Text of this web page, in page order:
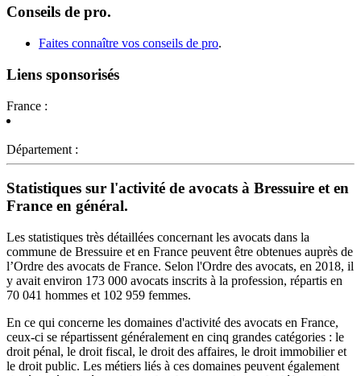
Conseils de pro.
Faites connaître vos conseils de pro.
Liens sponsorisés
France :
Département :
Statistiques sur l'activité de avocats à Bressuire et en
France en général.
Les statistiques très détaillées concernant les avocats dans la
commune de Bressuire et en France peuvent être obtenues auprès de
l’Ordre des avocats de France. Selon l'Ordre des avocats, en 2018, il
y avait environ 173 000 avocats inscrits à la profession, répartis en
70 041 hommes et 102 959 femmes.
En ce qui concerne les domaines d'activité des avocats en France,
ceux-ci se répartissent généralement en cinq grandes catégories : le
droit pénal, le droit fiscal, le droit des affaires, le droit immobilier et
le droit public. Les métiers liés à ces domaines peuvent également